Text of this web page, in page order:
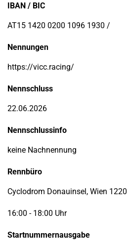
IBAN / BIC
AT15 1420 0200 1096 1930 /
Nennungen
https://vicc.racing/
Nennschluss
22.06.2026
Nennschlussinfo
keine Nachnennung
Rennbüro
Cyclodrom Donauinsel, Wien 1220
16:00 - 18:00 Uhr
Startnummernausgabe